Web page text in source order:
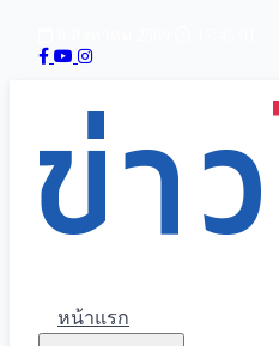
หน้าแรก